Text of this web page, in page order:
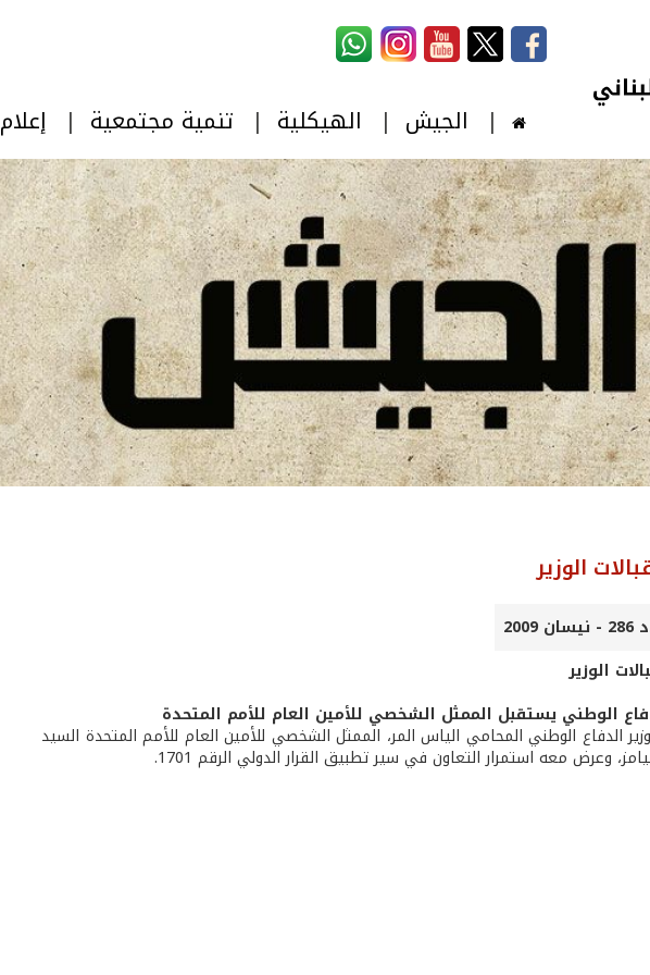
الجيش الهيكلية تنمية مجتمعية إعلام
الوزير
الوزير
الوطني يستقبل الممثل الشخصي للأمين العام للأمم المتحدة
الدفاع الوطني المحامي الياس المر، الممثل الشخصي للأمين العام للأمم المتحدة السيد
وعرض معه استمرار التعاون في سير تطبيق القرار الدولي الرقم 1701.